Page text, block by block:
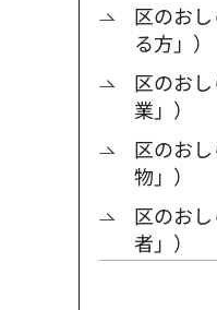
区のお
る方」）
区のお
業」）
区のお
物」）
区のお
者」）